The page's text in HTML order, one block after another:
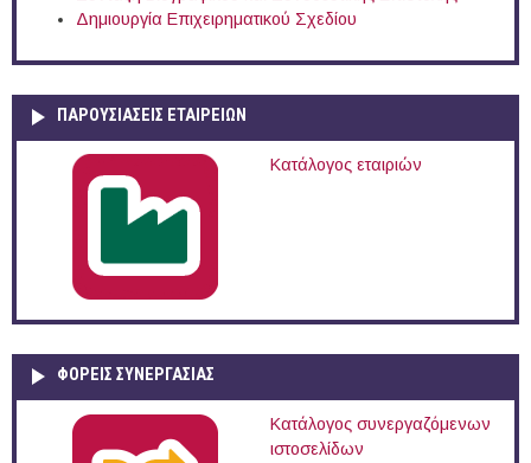
Δημιουργία Επιχειρηματικού Σχεδίου
ΠΑΡΟΥΣΙΆΣΕΙΣ ΕΤΑΙΡΕΙΏΝ
Κατάλογος εταιριών
ΦΟΡΕΙΣ ΣΥΝΕΡΓΑΣΙΑΣ
Κατάλογος συνεργαζόμενων
ιστοσελίδων